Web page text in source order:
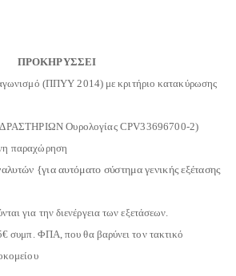
ΠΡΟΚΗΡΥΣΣΕΙ
(ΠΠΥΥ 2014) με κριτήριο κατακύρωσης
Ουρολογίας CPV33696700-2)
παραχώρηση
{γιααυτόματο σύστημα γενικής εξέτασης
για την διενέργεια των εξετάσεων.
€ συμπ. ΦΠΑ, που θα βαρύνει τον τακτικό